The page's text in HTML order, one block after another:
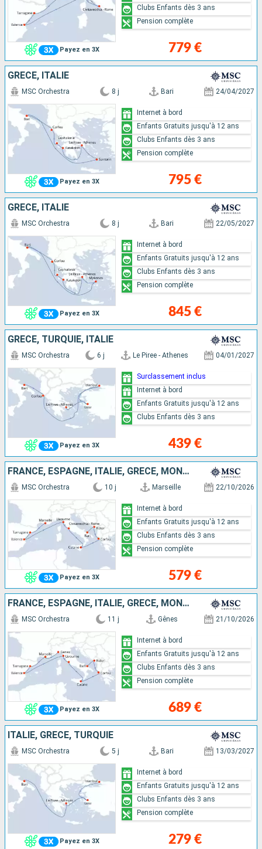
Payez en 3X 779 €
Clubs Enfants dès 3 ans
Pension complète
GRÈCE, ITALIE
Payez en 3X
MSC Orchestra 8 j Bari 24/04/2027
795 €
Internet à bord
Enfants Gratuits jusqu'à 12 ans
Clubs Enfants dès 3 ans
Pension complète
GRÈCE, ITALIE
Payez en 3X
MSC Orchestra 8 j Bari 22/05/2027
845 €
Internet à bord
Enfants Gratuits jusqu'à 12 ans
Clubs Enfants dès 3 ans
Pension complète
GRÈCE, TURQUIE, ITALIE
Payez en 3X
MSC Orchestra 6 j Le Piree - Athenes 04/01/2027
439 €
Surclassement inclus
Internet à bord
Enfants Gratuits jusqu'à 12 ans
Clubs Enfants dès 3 ans
FRANCE, ESPAGNE, ITALIE, GRÈCE, MONTÉNÉGRO
Payez en 3X
MSC Orchestra 10 j Marseille 22/10/2026
579 €
Internet à bord
Enfants Gratuits jusqu'à 12 ans
Clubs Enfants dès 3 ans
Pension complète
FRANCE, ESPAGNE, ITALIE, GRÈCE, MONTÉNÉGRO
Payez en 3X
MSC Orchestra 11 j Gênes 21/10/2026
689 €
Internet à bord
Enfants Gratuits jusqu'à 12 ans
Clubs Enfants dès 3 ans
Pension complète
ITALIE, GRÈCE, TURQUIE
Payez en 3X
MSC Orchestra 5 j Bari 13/03/2027
279 €
Internet à bord
Enfants Gratuits jusqu'à 12 ans
Clubs Enfants dès 3 ans
Pension complète